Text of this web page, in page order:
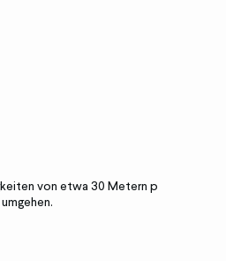
von etwa 30 Metern pro